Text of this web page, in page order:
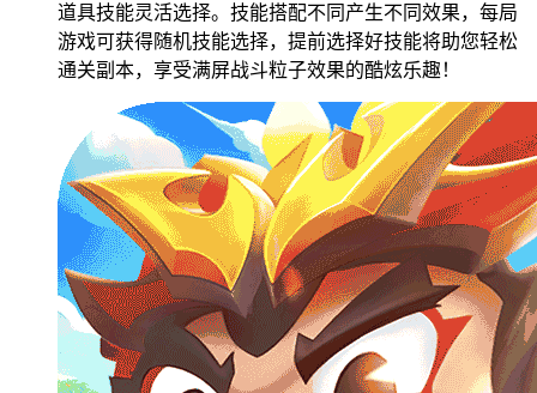
道具技能灵活选择。技能搭配不同产生不同效果，每局
游戏可获得随机技能选择，提前选择好技能将助您轻松
通关副本，享受满屏战斗粒子效果的酷炫乐趣！